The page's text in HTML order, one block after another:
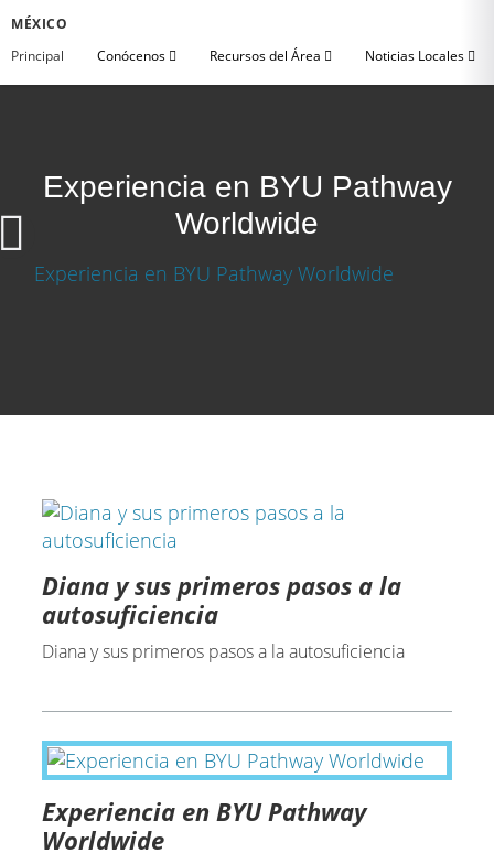
MÉXICO
Principal
Conócenos Recursos del Área Noticias Locales
Experiencia en BYU Pathway
Worldwide
Diana y sus primeros pasos a la
autosuficiencia
Diana y sus primeros pasos a la autosuficiencia
Experiencia en BYU Pathway
Worldwide